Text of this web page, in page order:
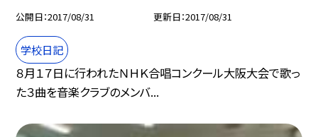
公開日 2017/08/31 更新日 2017/08/31
学校日記
８月１７日に行われたＮＨＫ合唱コンクール大阪大会で歌っ
た３曲を音楽クラブのメンバ...